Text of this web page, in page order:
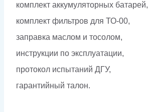
комплект аккумуляторных батарей,
комплект фильтров для ТО-00,
заправка маслом и тосолом,
инструкции по эксплуатации,
протокол испытаний ДГУ,
гарантийный талон.